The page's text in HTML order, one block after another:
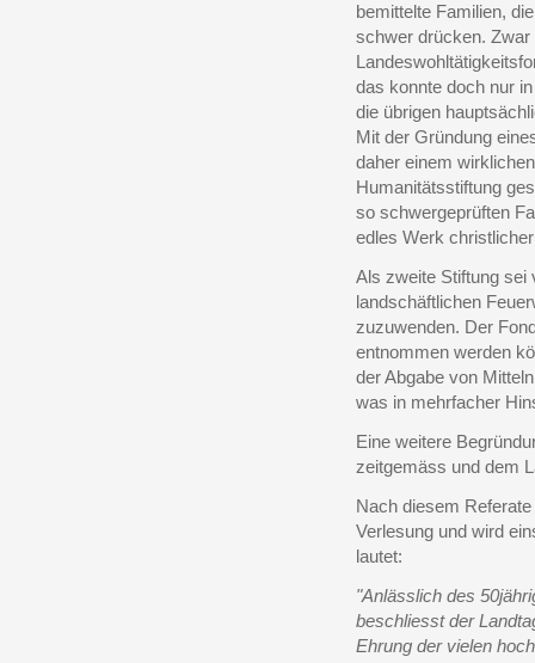
bemittelte Familien,
schwer drücken. Zwar
das konnte doch nur
die übrigen
Mit der Gründung
daher einem
Humanitätsstiftung
so schwergeprüften
edles Werk
Als zweite Stiftung sei
landschäftlichen
zuzuwenden. Der
entnommen werden
der Abgabe von
was in mehrfacher
Eine weitere
zeitgemäss und dem
Nach diesem
Verlesung und wird
lautet:
"Anlässlich des
beschliesst der
Ehrung der vielen